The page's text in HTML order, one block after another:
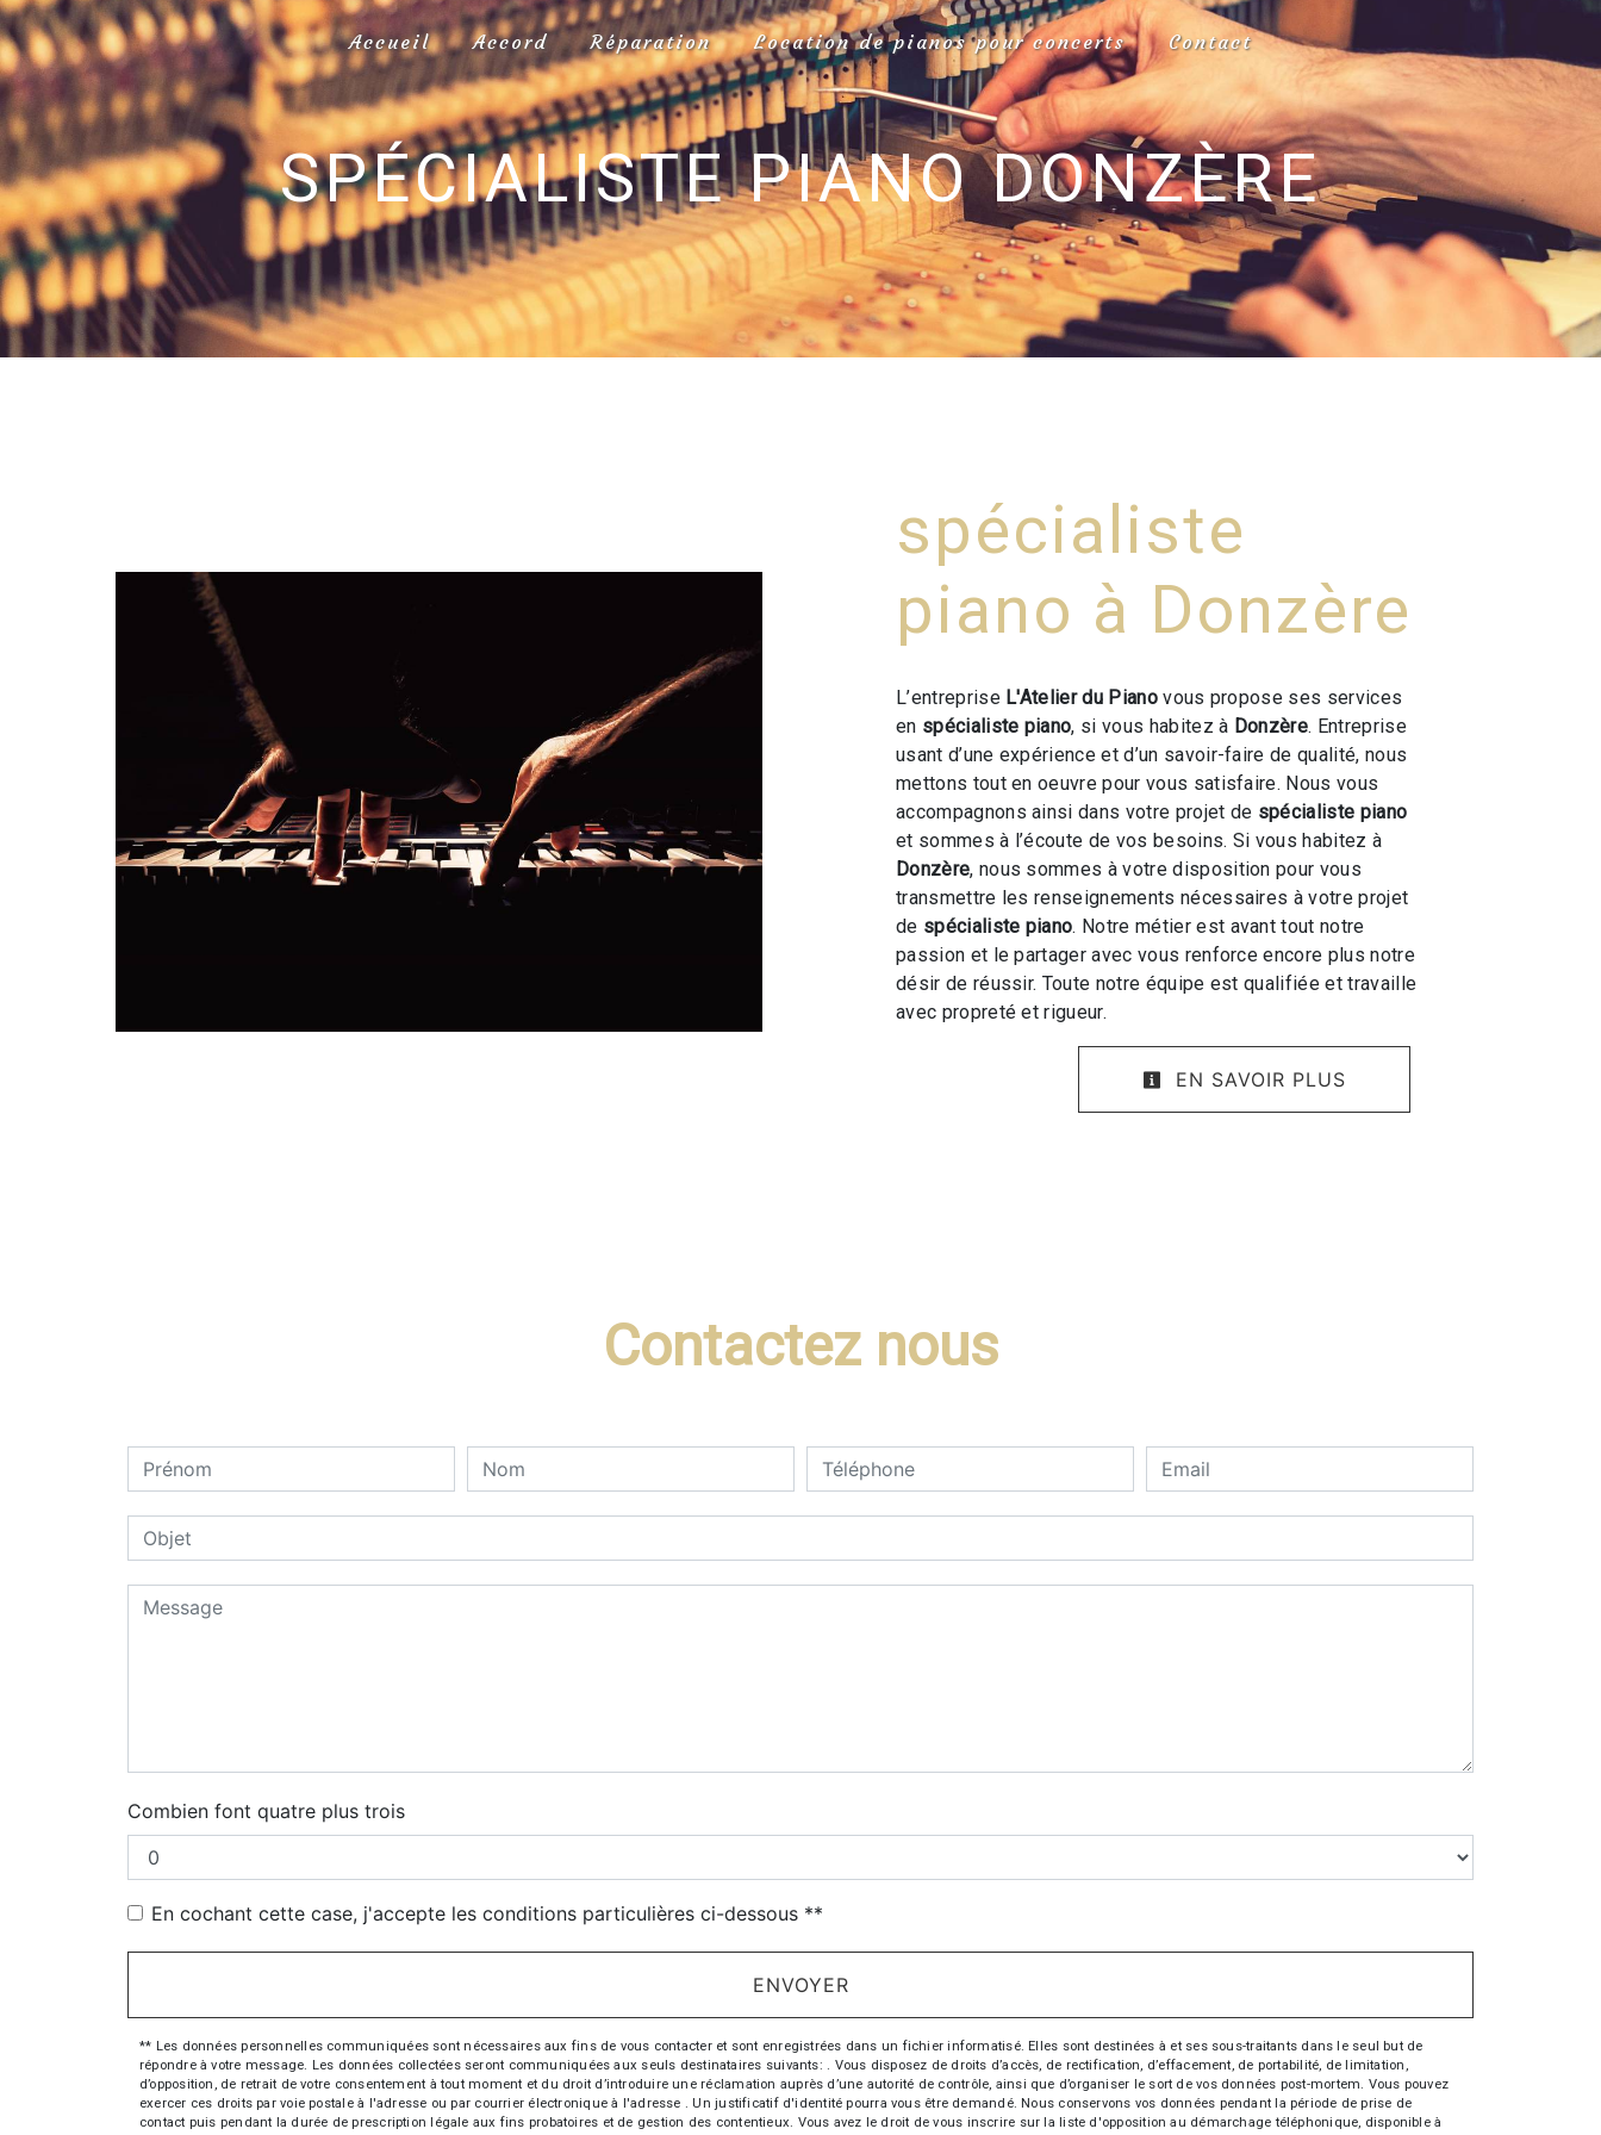
Accueil Accord Réparation Location de pianos pour concerts Contact
SPÉCIALISTE PIANO DONZÈRE
spécialiste
piano à Donzère
L’entreprise L'Atelier du Pianovous propose ses services
en spécialiste piano, si vous habitez à Donzère. Entreprise
usant d’une expérience et d’un savoir-faire de qualité, nous
mettons tout en oeuvre pour vous satisfaire. Nous vous
accompagnons ainsi dans votre projet de spécialiste piano
et sommes à l’écoute de vos besoins. Si vous habitez à
Donzère, nous sommes à votre disposition pour vous
transmettre les renseignements nécessaires à votre projet
de spécialiste piano. Notre métier est avant tout notre
passion et le partager avec vous renforce encore plus notre
désir de réussir. Toute notre équipe est qualifiée et travaille
avec propreté et rigueur.
EN SAVOIR PLUS
Contactez nous
Combien font quatre plus trois
En cochant cette case, j'accepte les conditions particulières ci-dessous **
ENVOYER
** Les données personnelles communiquées sont nécessaires aux fins de vous contacter et sont enregistrées dans un fichier informatisé. Elles sont destinées à et ses sous-traitants dans le seul but de
répondre à votre message. Les données collectées seront communiquées aux seuls destinataires suivants: . Vous disposez de droits d’accès, de rectification, d’effacement, de portabilité, de limitation,
d’opposition, de retrait de votre consentement à tout moment et du droit d’introduire une réclamation auprès d’une autorité de contrôle, ainsi que d’organiser le sort de vos données post-mortem. Vous pouvez
exercer ces droits par voie postale à l'adresse ou par courrier électronique à l'adresse . Un justificatif d'identité pourra vous être demandé. Nous conservons vos données pendant la période de prise de
contact puis pendant la durée de prescription légale aux fins probatoires et de gestion des contentieux. Vous avez le droit de vous inscrire sur la liste d'opposition au démarchage téléphonique, disponible à
Panneau de gestion des cookies